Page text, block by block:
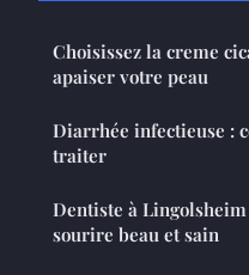
Choisissez la creme
apaiser votre peau
Diarrhée infectieuse :
traiter
Dentiste à
sourire beau et sain